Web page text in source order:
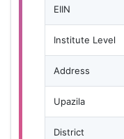
EIIN
Institute Level
Address
Upazila
District